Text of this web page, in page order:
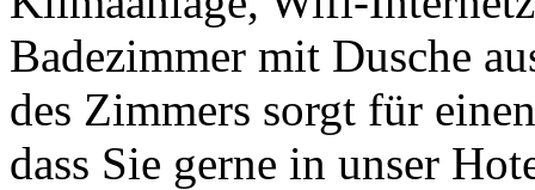
Badezimmer mit Dusche
des Zimmers sorgt für
dass Sie gerne in unser